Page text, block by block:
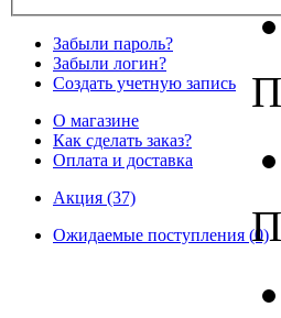
Забыли пароль?
Забыли логин?
Создать учетную запись
О магазине
Как сделать заказ?
Оплата и доставка
Акция (37)
Ожидаемые поступления (0)